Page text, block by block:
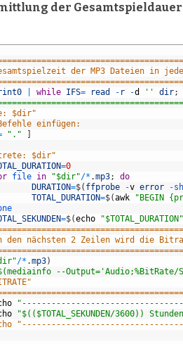
der
der MP3 Dateien in
while IFS= read - r -d '' dir;
$dir"
einfügen:
"."
$dir"
=0
file in "$dir"/* .mp3;
do
DURATION=$( ffprobe -v error -
TOTAL_DURATION=$(awk "BEGIN
=$(echo "$TOTAL_DURATION"
In den nächsten 2 Zeilen wird die
/* .mp3)
--
"$(($TOTAL_SEKUNDEN/3600))
echo